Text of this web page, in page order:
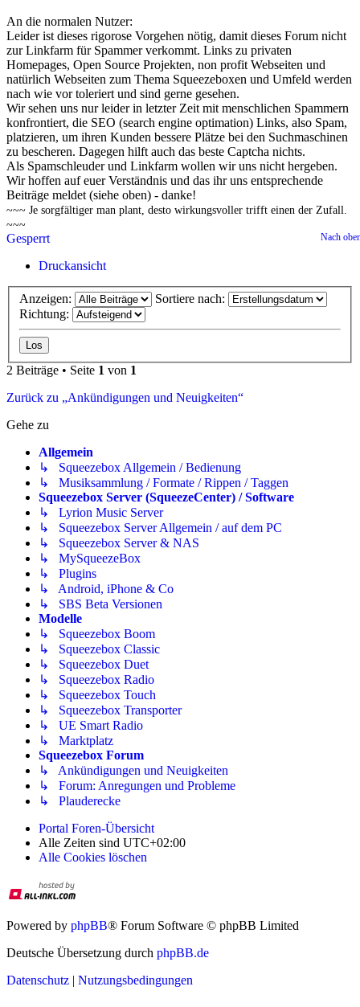
An die normalen Nutzer:
Leider ist dieses rigorose Vorgehen nötig, damit dieses Forum nicht
zur Linkfarm für Spammer verkommt. Links zu privaten
Homepages, Open Source Projekten, non profit Webseiten und
natürlich Webseiten zum Thema Squeezeboxen und Umfeld werden
nach wie vor toleriert und sind gerne gesehen.
Wir sehen uns nur leider in letzter Zeit mit menschlichen Spammern
konfrontiert, die SEO (search engine optimation) Links, also Spam,
platzieren, um ihren Kunden bessere Plätze bei den Suchmaschinen
zu bescheren. Dagegen hilft auch das beste Captcha nichts.
Als Spamschleuder und Linkfarm wollen wir uns nicht hergeben.
Wir hoffen auf euer Verständnis und das ihr uns entsprechende
Beiträge meldet (siehe oben) - danke!
~~~ Je sorgfältiger man plant, desto wirkungsvoller trifft einen der Zufall.
~~~
Nach
Gesperrt
Druckansicht
Anzeigen:
Sortiere nach:
Richtung:
2 Beiträge • Seite 1 von 1
Zurück zu „Ankündigungen und Neuigkeiten“
Gehe zu
Allgemein
↳ Squeezebox Allgemein / Bedienung
↳ Musiksammlung / Formate / Rippen / Taggen
Squeezebox Server (SqueezeCenter) / Software
↳ Lyrion Music Server
↳ Squeezebox Server Allgemein / auf dem PC
↳ Squeezebox Server & NAS
↳ MySqueezeBox
↳ Plugins
↳ Android, iPhone & Co
↳ SBS Beta Versionen
Modelle
↳ Squeezebox Boom
↳ Squeezebox Classic
↳ Squeezebox Duet
↳ Squeezebox Radio
↳ Squeezebox Touch
↳ Squeezebox Transporter
↳ UE Smart Radio
↳ Marktplatz
Squeezebox Forum
↳ Ankündigungen und Neuigkeiten
↳ Forum: Anregungen und Probleme
↳ Plauderecke
Portal Foren-Übersicht
Alle Zeiten sind UTC+02:00
Alle Cookies löschen
Powered by phpBB® Forum Software © phpBB Limited
Deutsche Übersetzung durch phpBB.de
Datenschutz
Nutzungsbedingungen